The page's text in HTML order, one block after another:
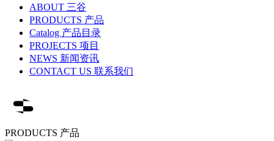
ABOUT 三谷
PRODUCTS 产品
Catalog 产品目录
PROJECTS 项目
NEWS 新闻资讯
CONTACT US 联系我们
PRODUCTS 产品